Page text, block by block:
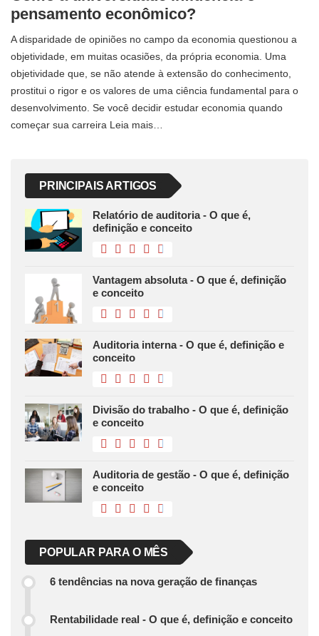
pensamento econômico?
A disparidade de opiniões no campo da economia questionou a
objetividade, em muitas ocasiões, da própria economia. Uma
objetividade que, se não atende à extensão do conhecimento,
prostitui o rigor e os valores de uma ciência fundamental para o
desenvolvimento. Se você decidir estudar economia quando
começar sua carreira Leia mais…
PRINCIPAIS ARTIGOS
Relatório de auditoria - O que é,
definição e conceito
Vantagem absoluta - O que é, definição
e conceito
Auditoria interna - O que é, definição e
conceito
Divisão do trabalho - O que é, definição
e conceito
Auditoria de gestão - O que é, definição
e conceito
POPULAR PARA O MÊS
6 tendências na nova geração de finanças
Rentabilidade real - O que é, definição e conceito